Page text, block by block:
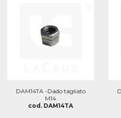
DAM14TA -Dado tagliato
M14
cod. DAM14TA